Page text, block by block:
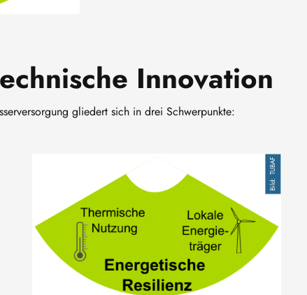
Innovation
gliedert sich in drei Schwerpunkte:
TUBAF